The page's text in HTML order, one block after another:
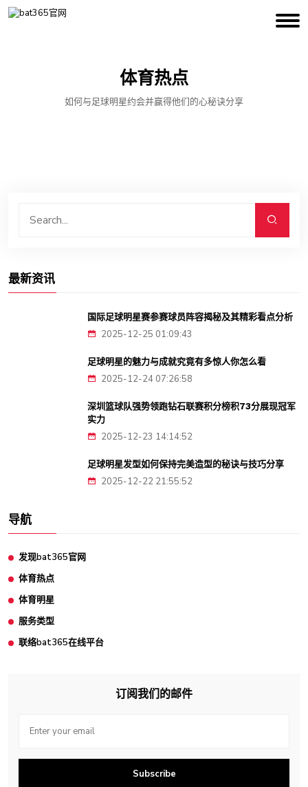
体育热点
如何与足球明星约会并赢得他们的心秘诀分享
最新资讯
国际足球明星赛参赛球员阵容揭秘及其精彩看点分析
2025-12-25 01:09:43
足球明星的魅力与成就究竟有多惊人你怎么看
2025-12-24 07:26:58
深圳篮球队强势领跑钻石联赛积分榜积73分展现冠军
实力
2025-12-23 14:14:52
足球明星发型如何保持完美造型的秘诀与技巧分享
2025-12-22 21:55:52
导航
发现bat365官网
体育热点
体育明星
服务类型
联络bat365在线平台
订阅我们的邮件
Subscribe